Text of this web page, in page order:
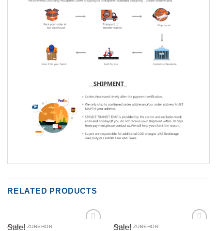
RELATED PRODUCTS
Sale!
ANGEL ZUBEHÖR Sale!
ANGEL ZUBEHÖR